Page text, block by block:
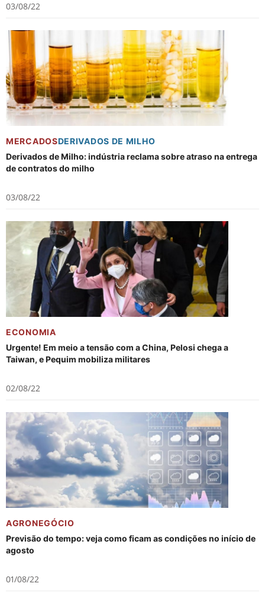
03/08/22
MERCADOSDERIVADOS DE MILHO
Derivados de Milho: indústria reclama sobre atraso na entrega
de contratos do milho
03/08/22
ECONOMIA
Urgente! Em meio a tensão com a China, Pelosi chega a
Taiwan, e Pequim mobiliza militares
02/08/22
AGRONEGÓCIO
Previsão do tempo: veja como ficam as condições no início de
agosto
01/08/22